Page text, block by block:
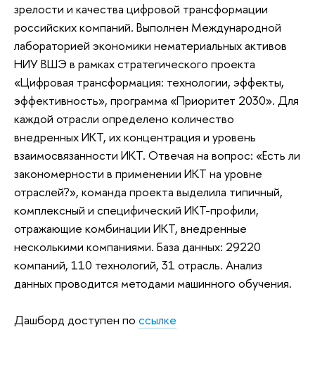
зрелости и качества цифровой трансформации
российских компаний. Выполнен Международной
лабораторией экономики нематериальных активов
НИУ ВШЭ в рамках стратегического проекта
«Цифровая трансформация: технологии, эффекты,
эффективность», программа «Приоритет 2030». Для
каждой отрасли определено количество
внедренных ИКТ, их концентрация и уровень
взаимосвязанности ИКТ. Отвечая на вопрос: «Есть ли
закономерности в применении ИКТ на уровне
отраслей?», команда проекта выделила типичный,
комплексный и специфический ИКТ-профили,
отражающие комбинации ИКТ, внедренные
несколькими компаниями. База данных: 29220
компаний, 110 технологий, 31 отрасль. Анализ
данных проводится методами машинного обучения.
Дашборд доступен по ссылке